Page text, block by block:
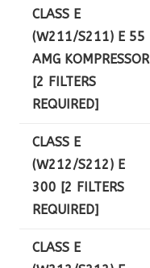
CLASS E
(W211/S211) E 55
AMG KOMPRESSOR
[2 FILTERS
REQUIRED]
CLASS E
(W212/S212) E
300 [2 FILTERS
REQUIRED]
CLASS E